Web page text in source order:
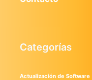
Categorías
Actualización de Software